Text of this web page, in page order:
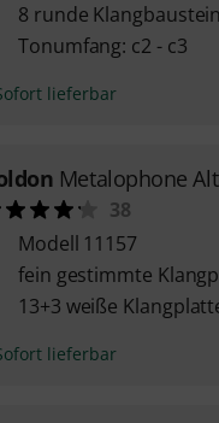
8 runde
Tonumfang: c2 - c3
lieferbar
Metalophone
38
Modell 11157
fein gestimmte
13+3 weiße
lieferbar